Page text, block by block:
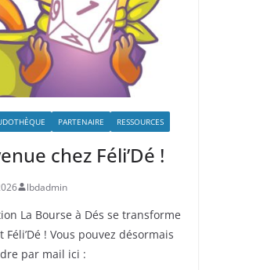
PARTENAIRE RESSOURCES
chez Féli’Dé !
lbdadmin
La Bourse à Dés se transforme
Féli’Dé ! Vous pouvez désormais
par mail ici :